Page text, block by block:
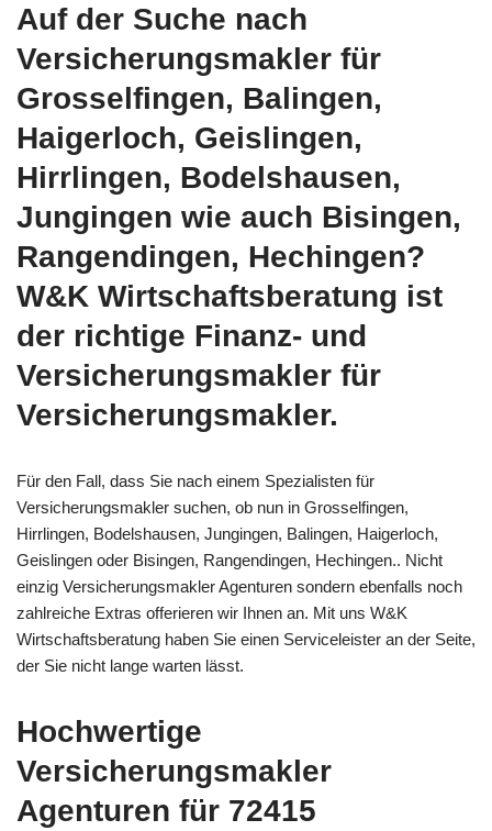
Auf der Suche nach
Versicherungsmakler für
Grosselfingen, Balingen,
Haigerloch, Geislingen,
Hirrlingen, Bodelshausen,
Jungingen wie auch Bisingen,
Rangendingen, Hechingen?
W&K Wirtschaftsberatung ist
der richtige Finanz- und
Versicherungsmakler für
Versicherungsmakler.
Für den Fall, dass Sie nach einem Spezialisten für
Versicherungsmakler suchen, ob nun in Grosselfingen,
Hirrlingen, Bodelshausen, Jungingen, Balingen, Haigerloch,
Geislingen oder Bisingen, Rangendingen, Hechingen.. Nicht
einzig Versicherungsmakler Agenturen sondern ebenfalls noch
zahlreiche Extras offerieren wir Ihnen an. Mit uns W&K
Wirtschaftsberatung haben Sie einen Serviceleister an der Seite,
der Sie nicht lange warten lässt.
Hochwertige
Versicherungsmakler
Agenturen für 72415